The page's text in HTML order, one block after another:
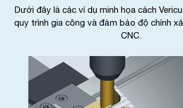
Dưới đây là các ví dụ minh họa cách
quy trình gia công và đảm bảo độ chính
CNC.